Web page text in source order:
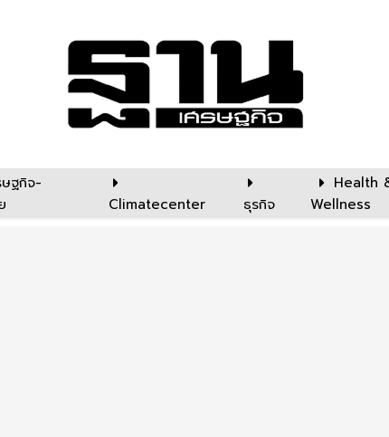
ษฐกิจ-
Climatecenter ธุรกิจ
Health
Wellness